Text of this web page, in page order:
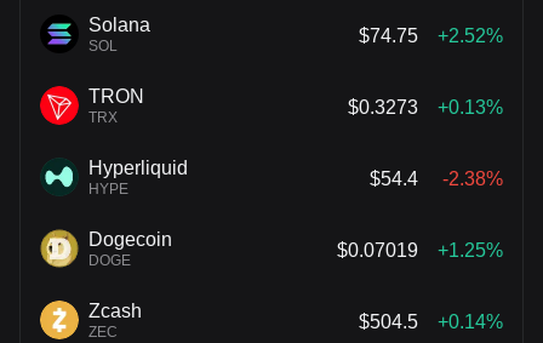
Solana
SOL
$74.75 +2.52%
TRON
TRX
$0.3273 +0.13%
Hyperliquid
HYPE
$54.4 -2.38%
Dogecoin
DOGE
$0.07019 +1.25%
Zcash
ZEC
$504.5 +0.14%